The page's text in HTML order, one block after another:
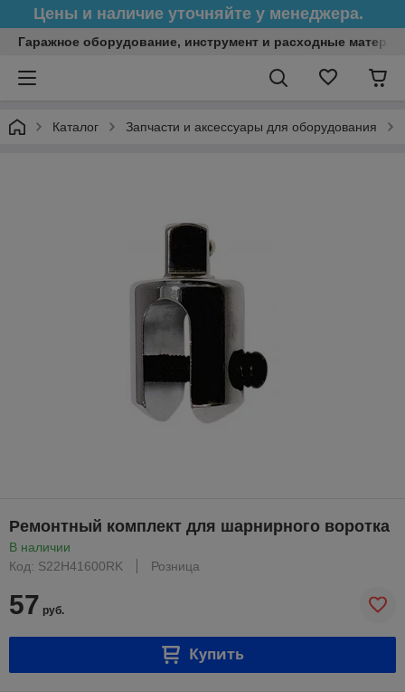
Цены и наличие уточняйте у менеджера.
Гаражное оборудование, инструмент и расходные
Каталог Запчасти и аксессуары для оборудования
Ремонтный комплект для шарнирного воротка
В наличии
Код: S22H41600RK
Розница
57 руб.
Купить